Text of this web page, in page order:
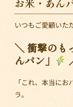
いつもご愛顧いた
＼ 衝撃のも
んパン」
「これ、本当に
ラ。